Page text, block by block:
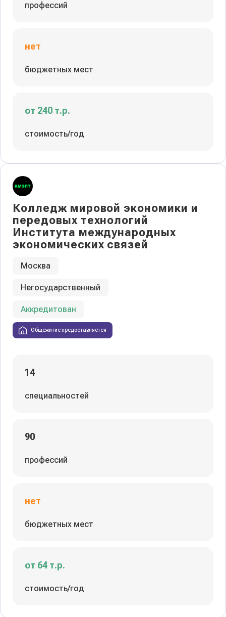
профессий
нет
бюджетных мест
от 240 т.р.
стоимость/год
Колледж мировой экономики и
передовых технологий
Института международных
экономических связей
Москва
Негосударственный
Аккредитован
Общежитие предоставляется
14
специальностей
90
профессий
нет
бюджетных мест
от 64 т.р.
стоимость/год